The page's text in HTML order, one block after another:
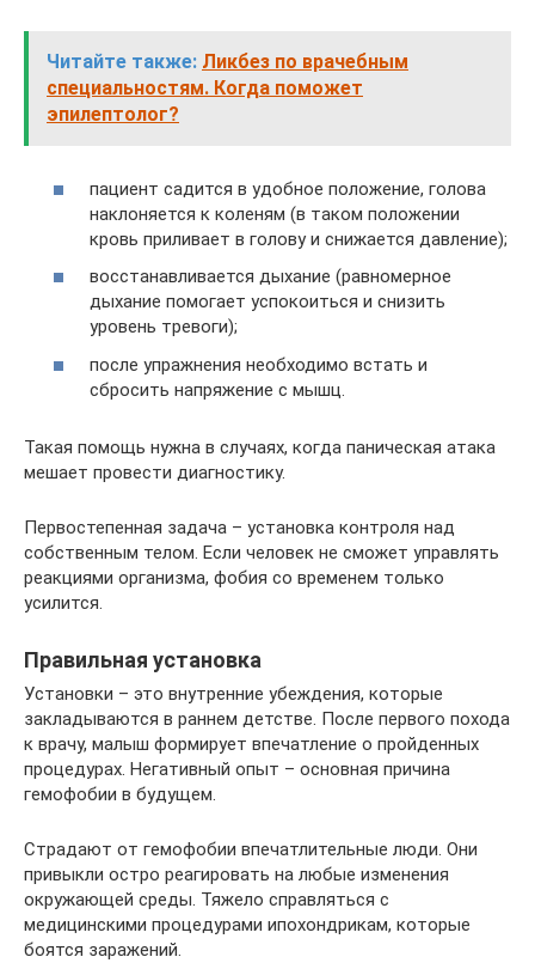
Читайте также: Ликбез по врачебным
специальностям. Когда поможет
эпилептолог?
пациент садится в удобное положение, голова
наклоняется к коленям (в таком положении
кровь приливает в голову и снижается давление);
восстанавливается дыхание (равномерное
дыхание помогает успокоиться и снизить
уровень тревоги);
после упражнения необходимо встать и
сбросить напряжение с мышц.
Такая помощь нужна в случаях, когда паническая атака
мешает провести диагностику.
Первостепенная задача – установка контроля над
собственным телом. Если человек не сможет управлять
реакциями организма, фобия со временем только
усилится.
Правильная установка
Установки – это внутренние убеждения, которые
закладываются в раннем детстве. После первого похода
к врачу, малыш формирует впечатление о пройденных
процедурах. Негативный опыт – основная причина
гемофобии в будущем.
Страдают от гемофобии впечатлительные люди. Они
привыкли остро реагировать на любые изменения
окружающей среды. Тяжело справляться с
медицинскими процедурами ипохондрикам, которые
боятся заражений.